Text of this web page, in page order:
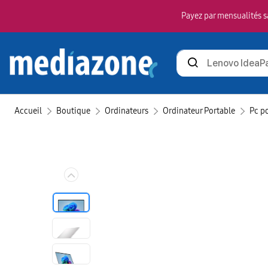
Payez par
Rechercher
des
Accueil Boutique Ordinateurs Ordinateur Portable Pc